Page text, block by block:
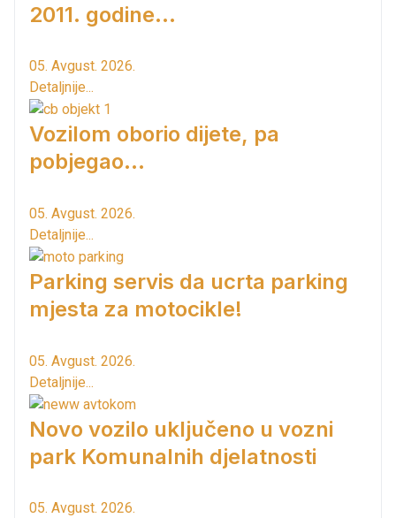
2011. godine...
05. Avgust. 2026.
Detaljnije...
Vozilom oborio dijete, pa
pobjegao...
05. Avgust. 2026.
Detaljnije...
Parking servis da ucrta parking
mjesta za motocikle!
05. Avgust. 2026.
Detaljnije...
Novo vozilo uključeno u vozni
park Komunalnih djelatnosti
05. Avgust. 2026.